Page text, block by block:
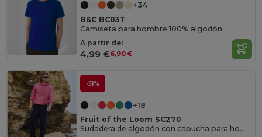
+34
B&C BC03T
Camiseta para hombre 100% algodón
A partir de:
4,99 €6,90 €
-51%
+18
Fruit of the Loom SC270
Sudadera de algodón con capucha para hombre